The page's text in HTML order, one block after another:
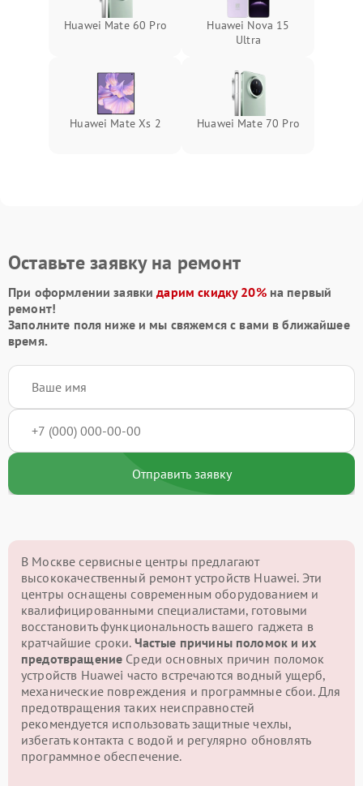
Huawei Mate 60 Pro
Huawei Nova 15
Ultra
Huawei Mate Xs 2 Huawei Mate 70 Pro
Оставьте заявку на ремонт
При оформлении заявкидарим скидку 20%на первый
ремонт!
Заполните поля ниже и мы свяжемся с вами в ближайшее
время.
Отправить заявку
В Москве сервисные центры предлагают
высококачественный ремонт устройств Huawei. Эти
центры оснащены современным оборудованием и
квалифицированными специалистами, готовыми
восстановить функциональность вашего гаджета в
кратчайшие сроки. Частые причины поломок и их
предотвращение Среди основных причин поломок
устройств Huawei часто встречаются водный ущерб,
механические повреждения и программные сбои. Для
предотвращения таких неисправностей
рекомендуется использовать защитные чехлы,
избегать контакта с водой и регулярно обновлять
программное обеспечение.